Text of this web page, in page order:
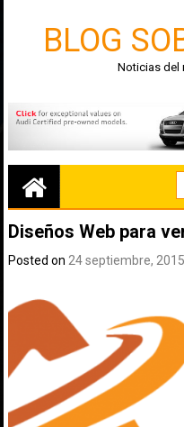
BLOG
Noticias del
Diseños Web para
Posted on 24 septiembre, 2015